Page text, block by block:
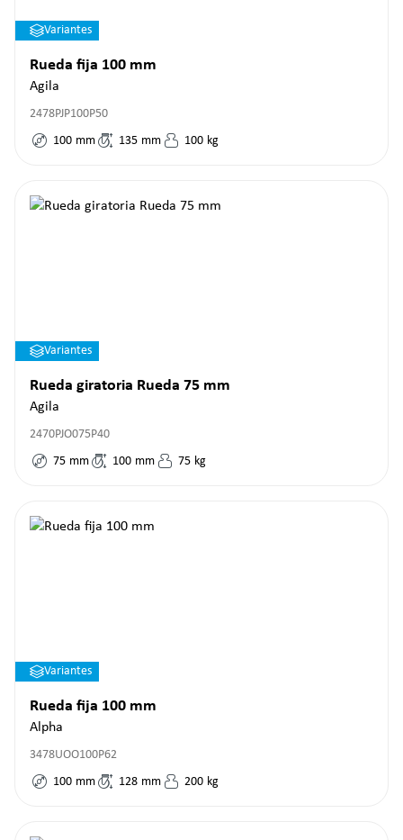
Variantes
Rueda fija 100 mm
Agila
2478PJP100P50
100 mm 135 mm 100 kg
Variantes
Rueda giratoria Rueda 75 mm
Agila
2470PJO075P40
75 mm 100 mm 75 kg
Variantes
Rueda fija 100 mm
Alpha
3478UOO100P62
100 mm 128 mm 200 kg